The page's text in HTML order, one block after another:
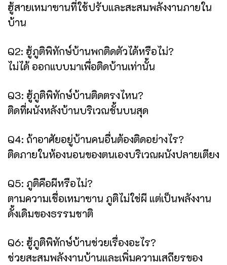
ฮู้สายเหมาซานที่ใช้ปรับและสะสมพลังงานภายใน
บ้าน
Q2: ฮู้ภูติพิทักษ์บ้านพกติดตัวได้หรือไม่?
ไม่ได้ ออกแบบมาเพื่อติดบ้านเท่านั้น
Q3: ฮู้ภูติพิทักษ์บ้านติดตรงไหน?
ติดที่ผนังหลังบ้านบริเวณชั้นบนสุด
Q4: ถ้าอาศัยอยู่บ้านคนอื่นต้องติดอย่างไร?
ติดภายในห้องนอนของตนเองบริเวณผนังปลายเตียง
Q5: ภูติคือผีหรือไม่?
ตามความเชื่อเหมาซาน ภูติไม่ใช่ผี แต่เป็นพลังงาน
ดั้งเดิมของธรรมชาติ
Q6: ฮู้ภูติพิทักษ์บ้านช่วยเรื่องอะไร?
ช่วยสะสมพลังงานบ้านและเพิ่มความเสถียรของ